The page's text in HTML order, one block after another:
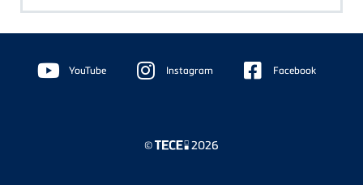
Floating
Sidebar YouTube Instagram Facebook
© 2026